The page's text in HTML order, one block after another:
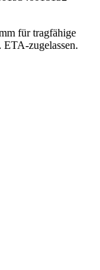
für tragfähige
ETA-zugelassen.